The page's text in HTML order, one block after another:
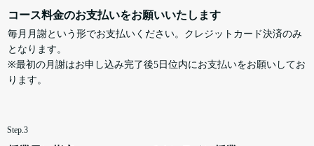
コース料金のお支払いをお願いいたします
毎月月謝という形でお支払いください。クレジットカード決済のみ
となります。
※最初の月謝はお申し込み完了後5日位内にお支払いをお願いしてお
ります。
Step.3